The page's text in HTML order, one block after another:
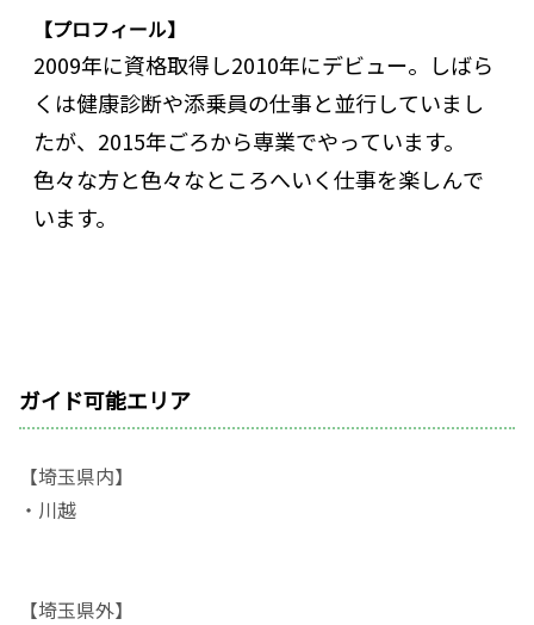
【プロフィール】
2009年に資格取得し2010年にデビュー。しばら
くは健康診断や添乗員の仕事と並行していまし
たが、2015年ごろから専業でやっています。
色々な方と色々なところへいく仕事を楽しんで
います。
ガイド可能エリア
【埼玉県内】
・川越
【埼玉県外】